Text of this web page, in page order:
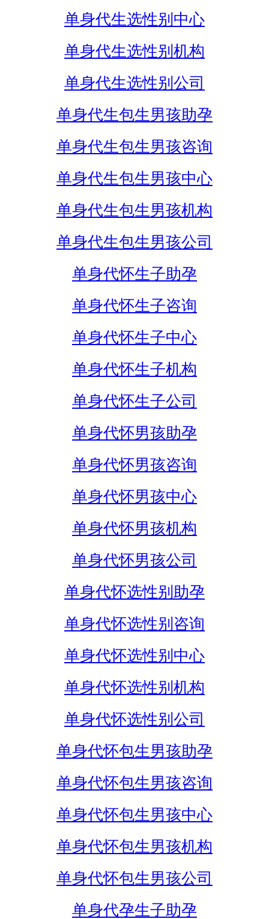
单身代生选性别中心
单身代生选性别机构
单身代生选性别公司
单身代生包生男孩助孕
单身代生包生男孩咨询
单身代生包生男孩中心
单身代生包生男孩机构
单身代生包生男孩公司
单身代怀生子助孕
单身代怀生子咨询
单身代怀生子中心
单身代怀生子机构
单身代怀生子公司
单身代怀男孩助孕
单身代怀男孩咨询
单身代怀男孩中心
单身代怀男孩机构
单身代怀男孩公司
单身代怀选性别助孕
单身代怀选性别咨询
单身代怀选性别中心
单身代怀选性别机构
单身代怀选性别公司
单身代怀包生男孩助孕
单身代怀包生男孩咨询
单身代怀包生男孩中心
单身代怀包生男孩机构
单身代怀包生男孩公司
单身代孕生子助孕